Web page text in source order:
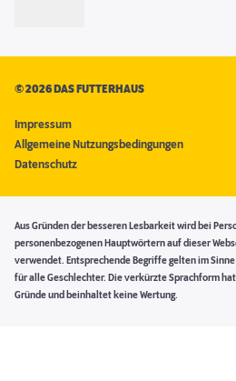
©2026 DAS FUTTERHAUS
Impressum
Allgemeine Nutzungsbedingungen
Datenschutz
Aus Gründen der besseren Lesbarkeit wird bei
personenbezogenen Hauptwörtern auf dieser
verwendet. Entsprechende Begriffe gelten im
für alle Geschlechter. Die verkürzte Sprachform
Gründe und beinhaltet keine Wertung.